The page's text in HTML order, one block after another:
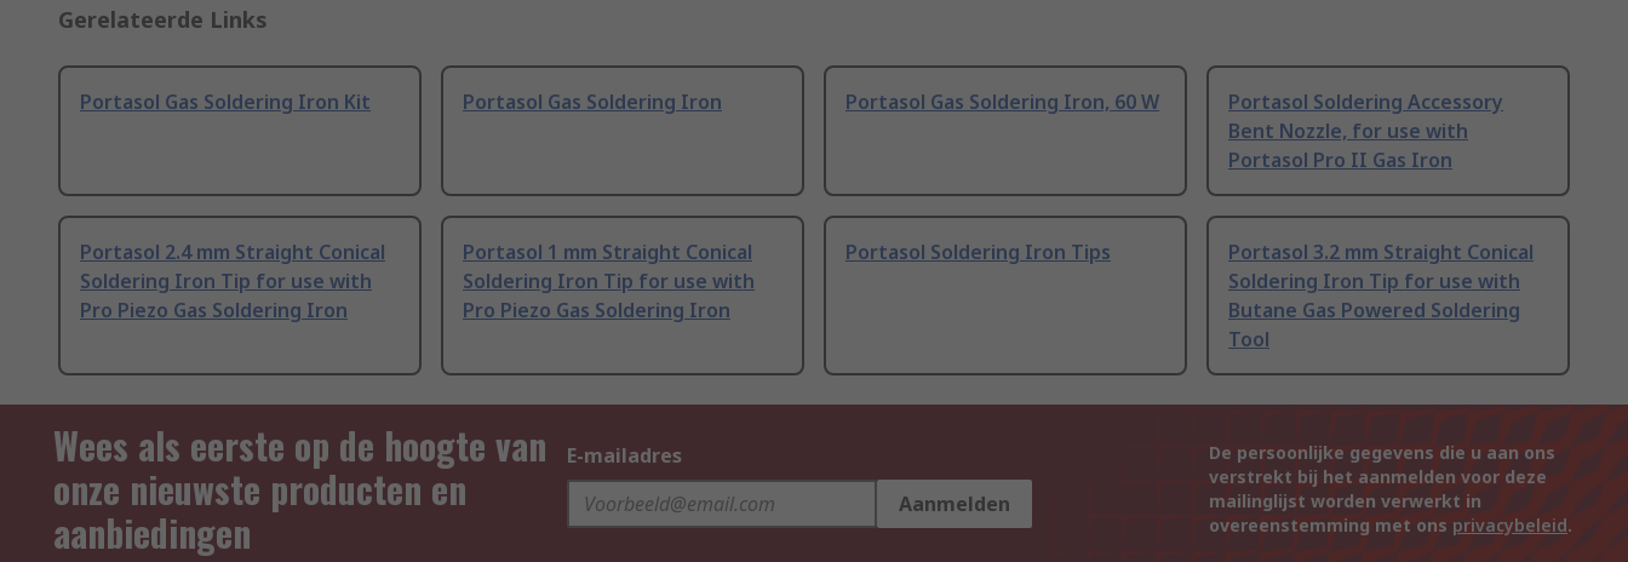
Gerelateerde Links
Portasol Gas Soldering Iron Kit Portasol Gas Soldering Iron Portasol Gas Soldering Iron, 60 W
Portasol Soldering Accessory
Bent Nozzle, for use with
Portasol Pro II Gas Iron
Portasol 2.4 mm Straight Conical
Soldering Iron Tip for use with
Pro Piezo Gas Soldering Iron
Portasol 1 mm Straight Conical
Soldering Iron Tip for use with
Pro Piezo Gas Soldering Iron
Portasol Soldering Iron Tips
Portasol 3.2 mm Straight Conical
Soldering Iron Tip for use with
Butane Gas Powered Soldering
Tool
Wees als eerste op de hoogte van
onze nieuwste producten en
aanbiedingen
E-mailadres
Aanmelden
De persoonlijke gegevens die u aan ons
verstrekt bij het aanmelden voor deze
mailinglijst worden verwerkt in
overeenstemming met ons privacybeleid.